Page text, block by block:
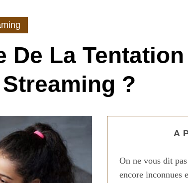
De La Tentation
?
A
On ne vous dit
encore inconnues